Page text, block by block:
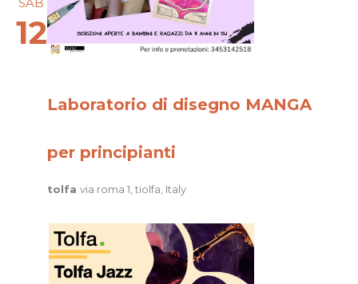
12
Laboratorio di disegno MANGA
per principianti
tolfa via roma 1, tiolfa, Italy